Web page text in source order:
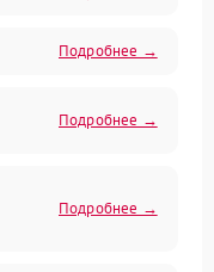
Подробнее →
Подробнее →
Подробнее →